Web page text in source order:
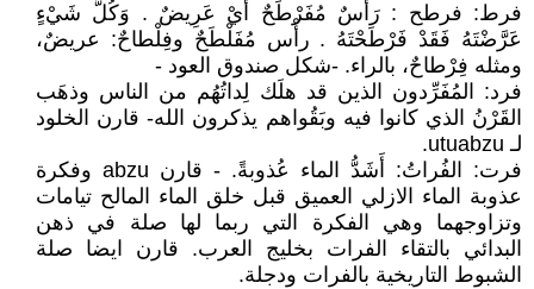
فرط: فرطح : رَأْسٌ مُفَرْطَحٌ أَيْ عَرِيضٌ . وَكُلُّ شَيْءٍ
عَرَّضْتَهُ فَقَدْ فَرْطَحْتَهُ . رأْس مُفَلْطَحٌ وفِلْطاحٌ: عريضٌ،
ومثله فِرْطاحٌ، بالراء. -شكل صندوق العود -
فرد: المُفَرِّدون الذين قد هلَك لِداتُهُم من الناس وذهَب
القَرْنُ الذي كانوا فيه وبَقُواهم يذكرون الله- قارن الخلود
لـ utuabzu.
فرت: الفُراتُ: أَشَدُّ الماء عُذوبةً. - قارن abzu وفكرة
عذوبة الماء الازلي العميق قبل خلق الماء المالح تيامات
وتزاوجهما وهي الفكرة التي ربما لها صلة في ذهن
البدائي بالتقاء الفرات بخليج العرب. قارن ايضا صلة
الشبوط التاريخية بالفرات ودجلة.